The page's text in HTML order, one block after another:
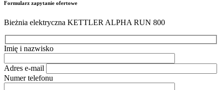
Formularz zapytanie ofertowe
Bieżnia elektryczna KETTLER ALPHA RUN 800
Imię i nazwisko
Adres e-mail
Numer telefonu